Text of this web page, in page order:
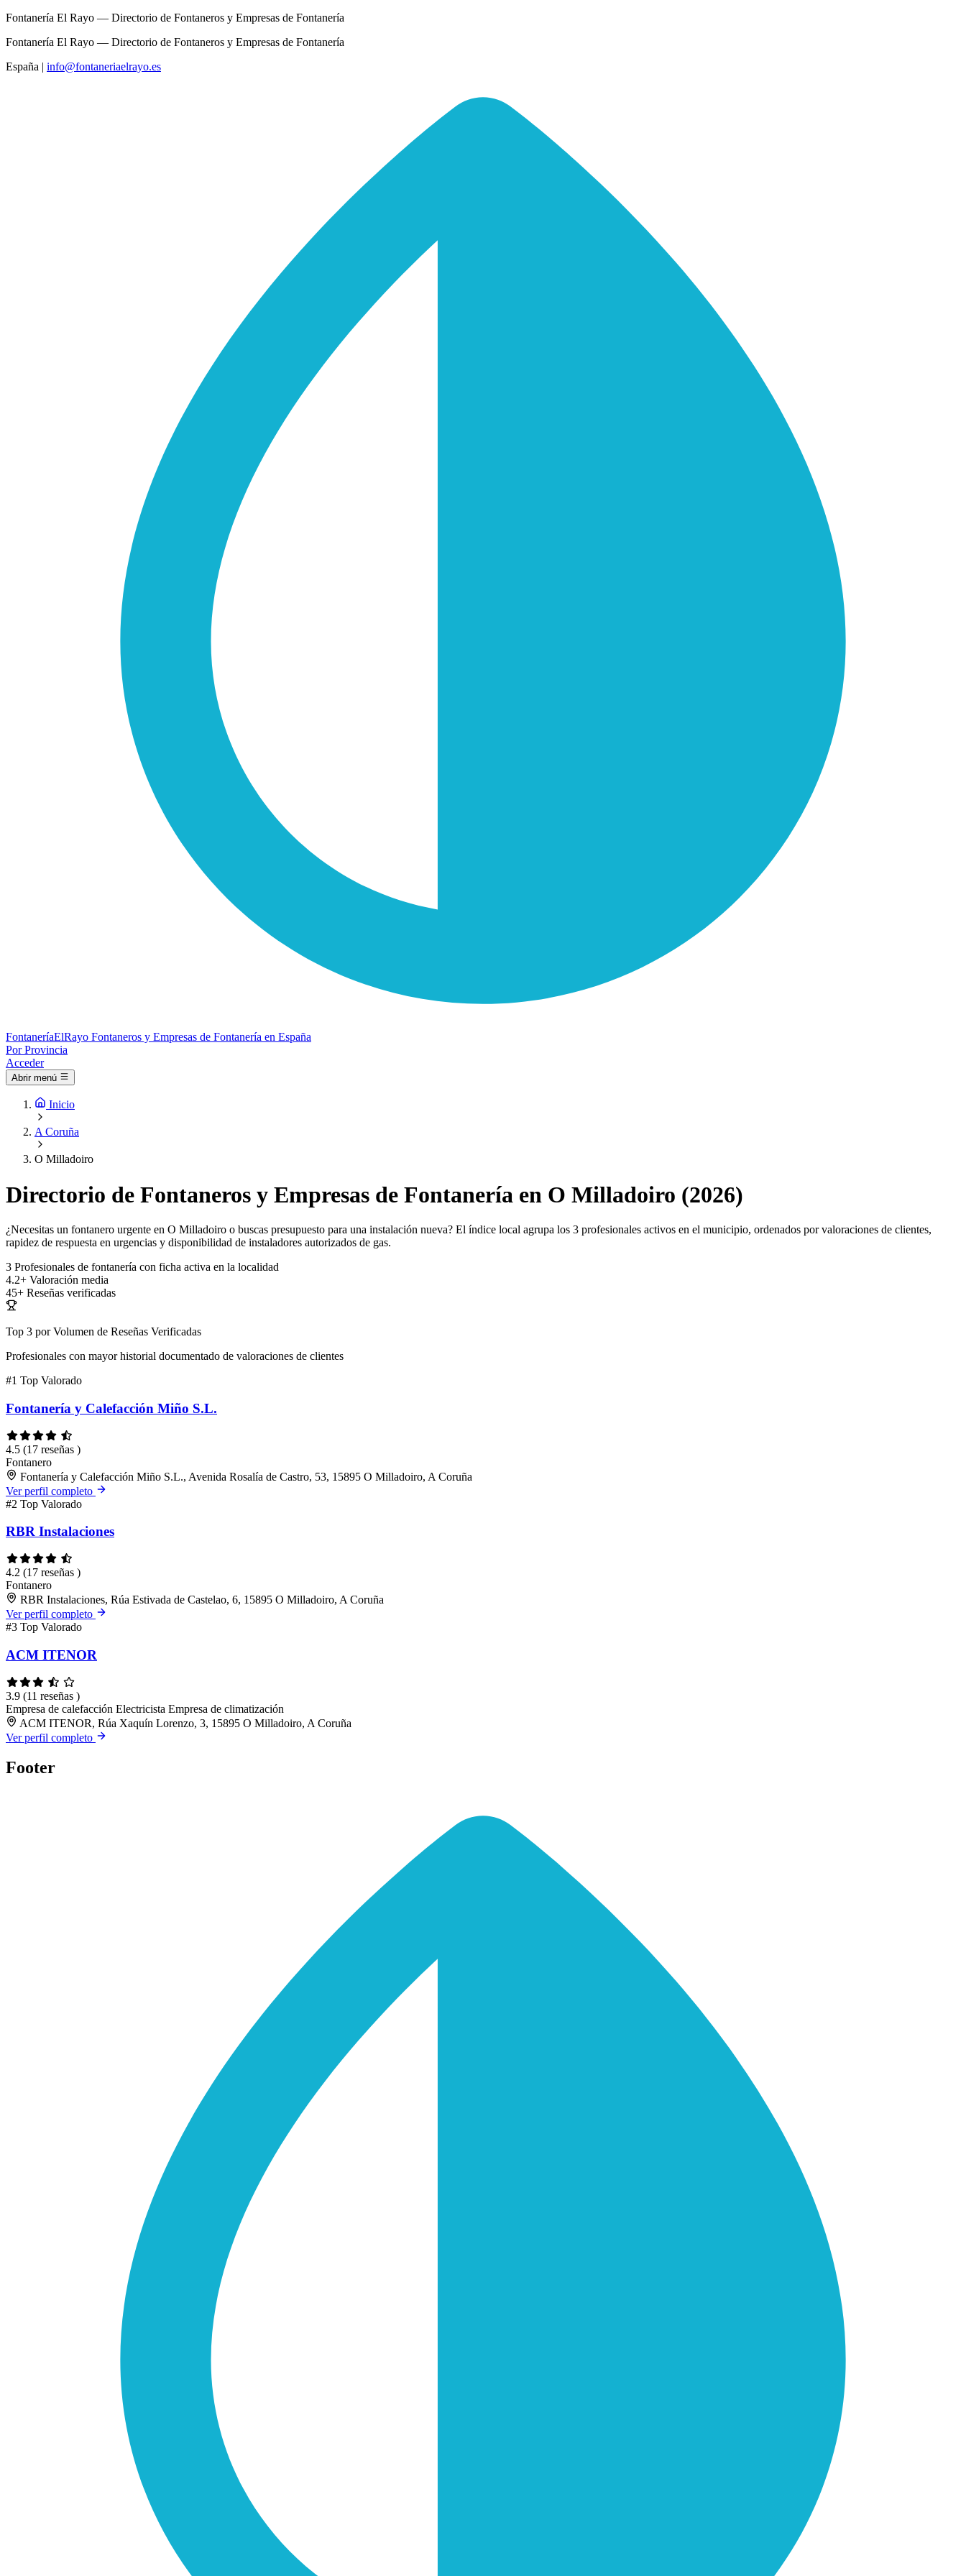
Fontanería El Rayo — Directorio de Fontaneros y Empresas de Fontanería
Fontanería El Rayo — Directorio de Fontaneros y Empresas de Fontanería
España | info@fontaneriaelrayo.es
FontaneríaElRayo Fontaneros y Empresas de Fontanería en España
Por Provincia
Acceder
Abrir menú
Inicio
A Coruña
O Milladoiro
Directorio de Fontaneros y Empresas de Fontanería en O Milladoiro (2026)
¿Necesitas un fontanero urgente en O Milladoiro o buscas presupuesto para una instalación nueva? El índice local agrupa los 3 profesionales activos en el municipio, ordenados por valoraciones de clientes,
rapidez de respuesta en urgencias y disponibilidad de instaladores autorizados de gas.
3 Profesionales de fontanería con ficha activa en la localidad
4.2+ Valoración media
45+ Reseñas verificadas
Top 3 por Volumen de Reseñas Verificadas
Profesionales con mayor historial documentado de valoraciones de clientes
#1 Top Valorado
Fontanería y Calefacción Miño S.L.
4.5 (17 reseñas )
Fontanero
Fontanería y Calefacción Miño S.L., Avenida Rosalía de Castro, 53, 15895 O Milladoiro, A Coruña
Ver perfil completo
#2 Top Valorado
RBR Instalaciones
4.2 (17 reseñas )
Fontanero
RBR Instalaciones, Rúa Estivada de Castelao, 6, 15895 O Milladoiro, A Coruña
Ver perfil completo
#3 Top Valorado
ACM ITENOR
3.9 (11 reseñas )
Empresa de calefacción Electricista Empresa de climatización
ACM ITENOR, Rúa Xaquín Lorenzo, 3, 15895 O Milladoiro, A Coruña
Ver perfil completo
Footer